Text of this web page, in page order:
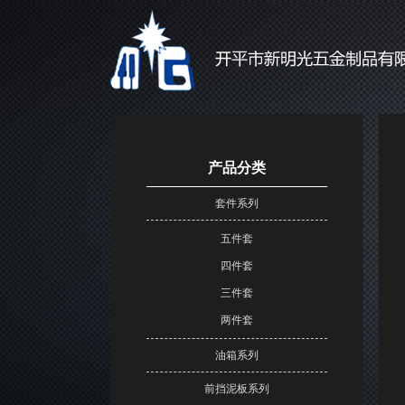
产品分类
套件系列
五件套
四件套
三件套
两件套
油箱系列
前挡泥板系列